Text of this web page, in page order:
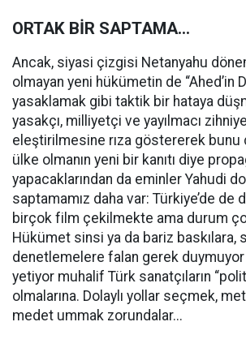
ORTAK BİR SAPTAMA...
Ancak, siyasi çizgisi Netanyahu
olmayan yeni hükümetin de “Ahed’in
yasaklamak gibi taktik bir hataya
yasakçı, milliyetçi ve yayılmacı
eleştirilmesine rıza göstererek
ülke olmanın yeni bir kanıtı diye
yapacaklarından da eminler Yahudi
saptamamız daha var: Türkiye’de de
birçok film çekilmekte ama durum
Hükümet sinsi ya da bariz baskılara,
denetlemelere falan gerek
yetiyor muhalif Türk sanatçıların
olmalarına. Dolaylı yollar seçmek,
medet ummak zorundalar...